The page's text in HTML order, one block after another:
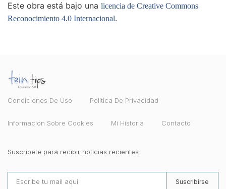
Este obra está bajo una licencia de Creative Commons
Reconocimiento 4.0 Internacional.
Condiciones De Uso Política De Privacidad
Información Sobre Cookies Mi Historia Contacto
Suscríbete para recibir noticias recientes
Suscribirse